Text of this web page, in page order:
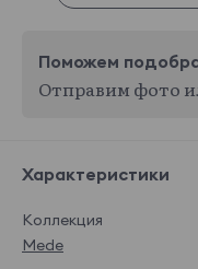
Поможем
Отправим фото
Характеристики
Коллекция
Mede